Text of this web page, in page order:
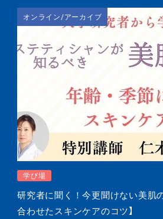
オンライン/アーカイブ
学び場
研究者に聞く！今更聞けない美肌
合わせたスキンケアのコツ】